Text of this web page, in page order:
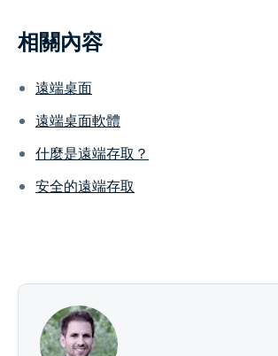
相關內容
遠端桌面
遠端桌面軟體
什麼是遠端存取？
安全的遠端存取